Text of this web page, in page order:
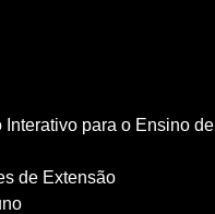
Interativo para o Ensino de
de Extensão